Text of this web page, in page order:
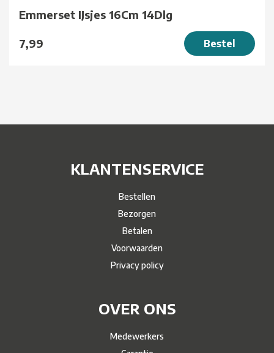
Emmerset IJsjes 16Cm 14Dlg
7,99 Bestel
KLANTENSERVICE
Bestellen
Bezorgen
Betalen
Voorwaarden
Privacy policy
OVER ONS
Medewerkers